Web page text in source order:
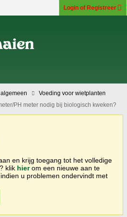
Login of Registreer
Voeding voor wietplanten
PH meter nodig bij biologisch kweken?
en krijg toegang tot het volledige
klik hierom een nieuwe aan te
u problemen ondervindt met